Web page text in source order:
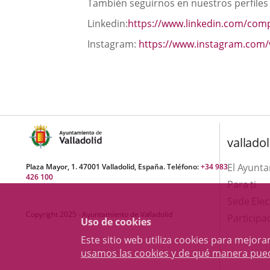
Uso de cookies
Este sitio web utiliza cookies para
usamos las cookies y de qué manera
También seguirnos en nuestros perfiles
Linkedin:https://www.linkedin.com/
Instagram: https://
Plaza Mayor, 1. 47001 Valladolid, España. Teléfono:+34 983
426 100
Copyright 2025 - Ayuntamiento de Valladolid
El
Para ti